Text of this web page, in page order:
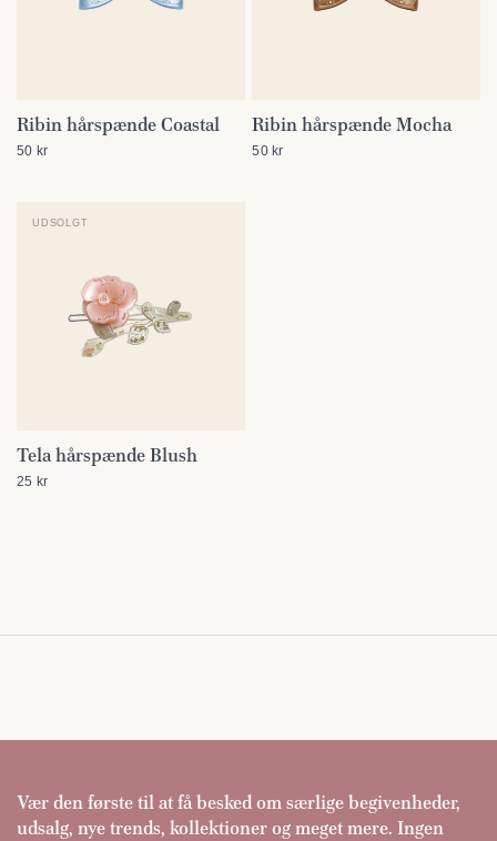
SE DETALJER
Ribin hårspænde Coastal
50 kr
SE DETALJER
Ribin hårspænde Mocha
50 kr
UDSOLGT
SE DETALJER
Tela hårspænde Blush
25 kr
Vær den første til at få besked om særlige begivenheder,
udsalg, nye trends, kollektioner og meget mere. Ingen